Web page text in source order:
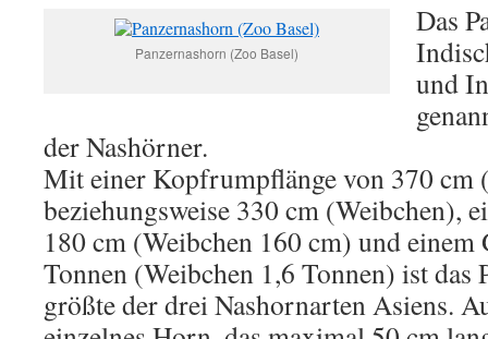
Panzernashorn (Zoo Basel)
Das
und
der Nashörner.
Mit einer Kopfrumpflänge von 370 cm
beziehungsweise 330 cm (Weibchen),
180 cm (Weibchen 160 cm) und einem
Tonnen (Weibchen 1,6 Tonnen) ist das
größte der drei Nashornarten Asiens.